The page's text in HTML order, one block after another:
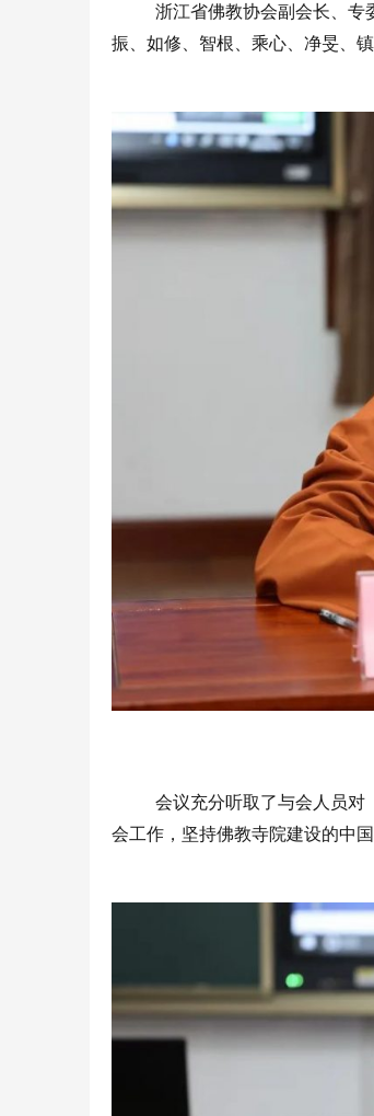
浙江省佛教协会副会长、专
振、如修、智根、乘心、净旻、
会议充分听取了与会人员对
会工作，坚持佛教寺院建设的中